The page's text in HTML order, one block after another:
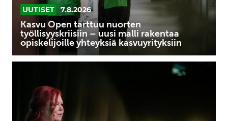
rakentaa
opiskelijoille
yhteyksiä
kasvuyrityksiin
UUTISET 7.8.2026
Kasvu Open tarttuu nuorten
työllisyyskriisiin – uusi malli rakentaa
opiskelijoille yhteyksiä kasvuyrityksiin
vastaanotti
Vastuullisuusteko
2025